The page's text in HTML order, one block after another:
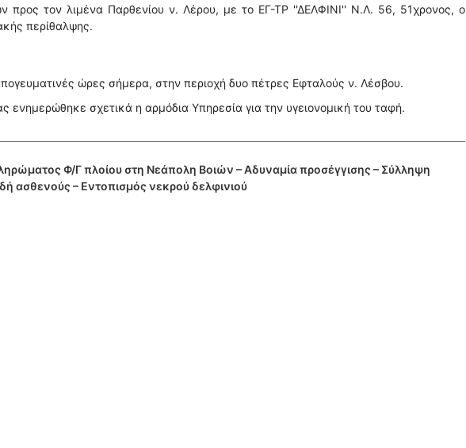
προς τον λιμένα Παρθενίου ν. Λέρου, με το ΕΓ-ΤΡ ''ΔΕΛΦΙΝΙ'' Ν.Λ. 56, 51χρονος, ο
περίθαλψης.
ώρες σήμερα, στην περιοχή δυο πέτρες Εφταλούς ν. Λέσβου.
ενημερώθηκε σχετικά η αρμόδια Υπηρεσία για την υγειονομική του ταφή.
Φ/Γ πλοίου στη Νεάπολη Βοιών – Αδυναμία προσέγγισης – Σύλληψη
ασθενούς – Εντοπισμός νεκρού δελφινιού